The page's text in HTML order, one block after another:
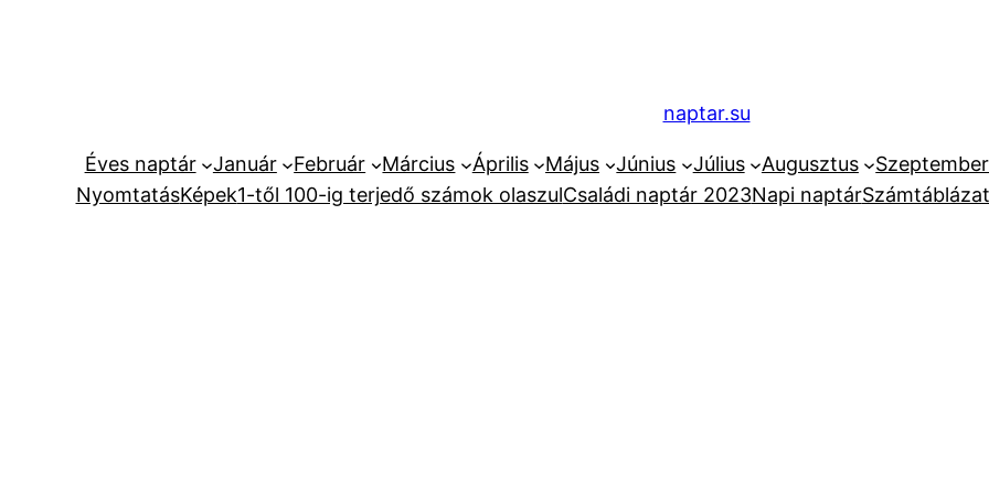
naptar.su
Éves naptár Január Február Március Április Május Június Július Augusztus
Szeptember
NyomtatásKépek1-től 100-ig terjedő számok olaszulCsaládi naptár 2023Napi naptár